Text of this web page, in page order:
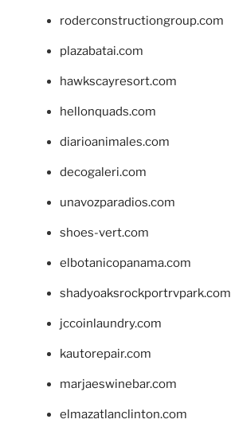
roderconstructiongroup.com
plazabatai.com
hawkscayresort.com
hellonquads.com
diarioanimales.com
decogaleri.com
unavozparadios.com
shoes-vert.com
elbotanicopanama.com
shadyoaksrockportrvpark.com
jccoinlaundry.com
kautorepair.com
marjaeswinebar.com
elmazatlanclinton.com